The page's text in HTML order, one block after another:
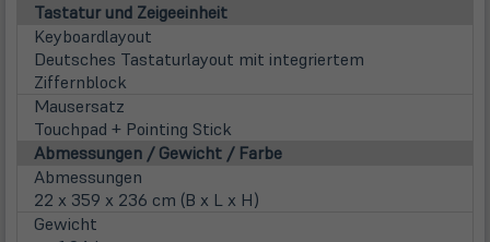
Tastatur und Zeigeeinheit
Keyboardlayout
Deutsches Tastaturlayout mit integriertem
Ziffernblock
Mausersatz
Touchpad + Pointing Stick
Abmessungen / Gewicht / Farbe
Abmessungen
22 x 359 x 236 cm (B x L x H)
Gewicht